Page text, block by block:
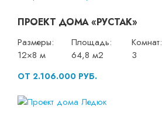
ПРОЕКТ ДОМА «РУСТАК»
Размеры:
12×8 м
Площадь:
64,8 м2
Комнат:
3
ОТ 2.106.000 РУБ.